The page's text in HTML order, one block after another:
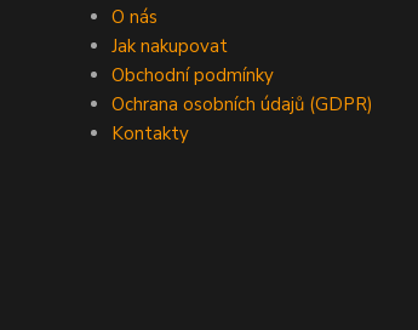
O nás
Jak nakupovat
Obchodní podmínky
Ochrana osobních údajů (GDPR)
Kontakty